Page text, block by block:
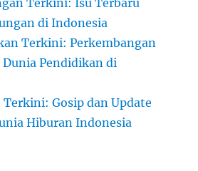
Terkini: Isu Terbaru
di Indonesia
Terkini: Perkembangan
Pendidikan di
Gosip dan Update
Hiburan Indonesia